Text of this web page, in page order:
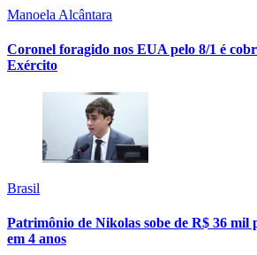
Manoela Alcântara
Coronel foragido nos EUA pelo 8/1 é
Exército
Brasil
Patrimônio de Nikolas sobe de R$ 36 mil
em 4 anos